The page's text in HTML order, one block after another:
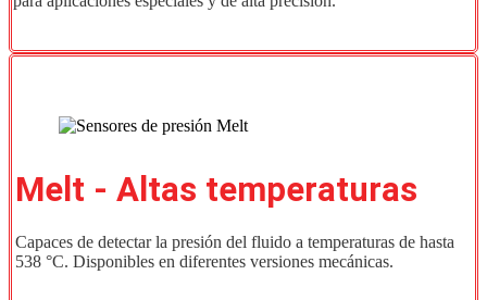
Melt - Altas temperaturas
Capaces de detectar la presión del fluido a temperaturas de hasta
538 °C. Disponibles en diferentes versiones mecánicas.